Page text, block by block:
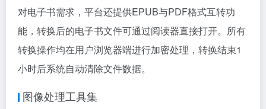
对电子书需求，平台还提供EPUB与PDF格式互转功
能，转换后的电子书文件可通过阅读器直接打开。所有
转换操作均在用户浏览器端进行加密处理，转换结束1
小时后系统自动清除文件数据。
图像处理工具集